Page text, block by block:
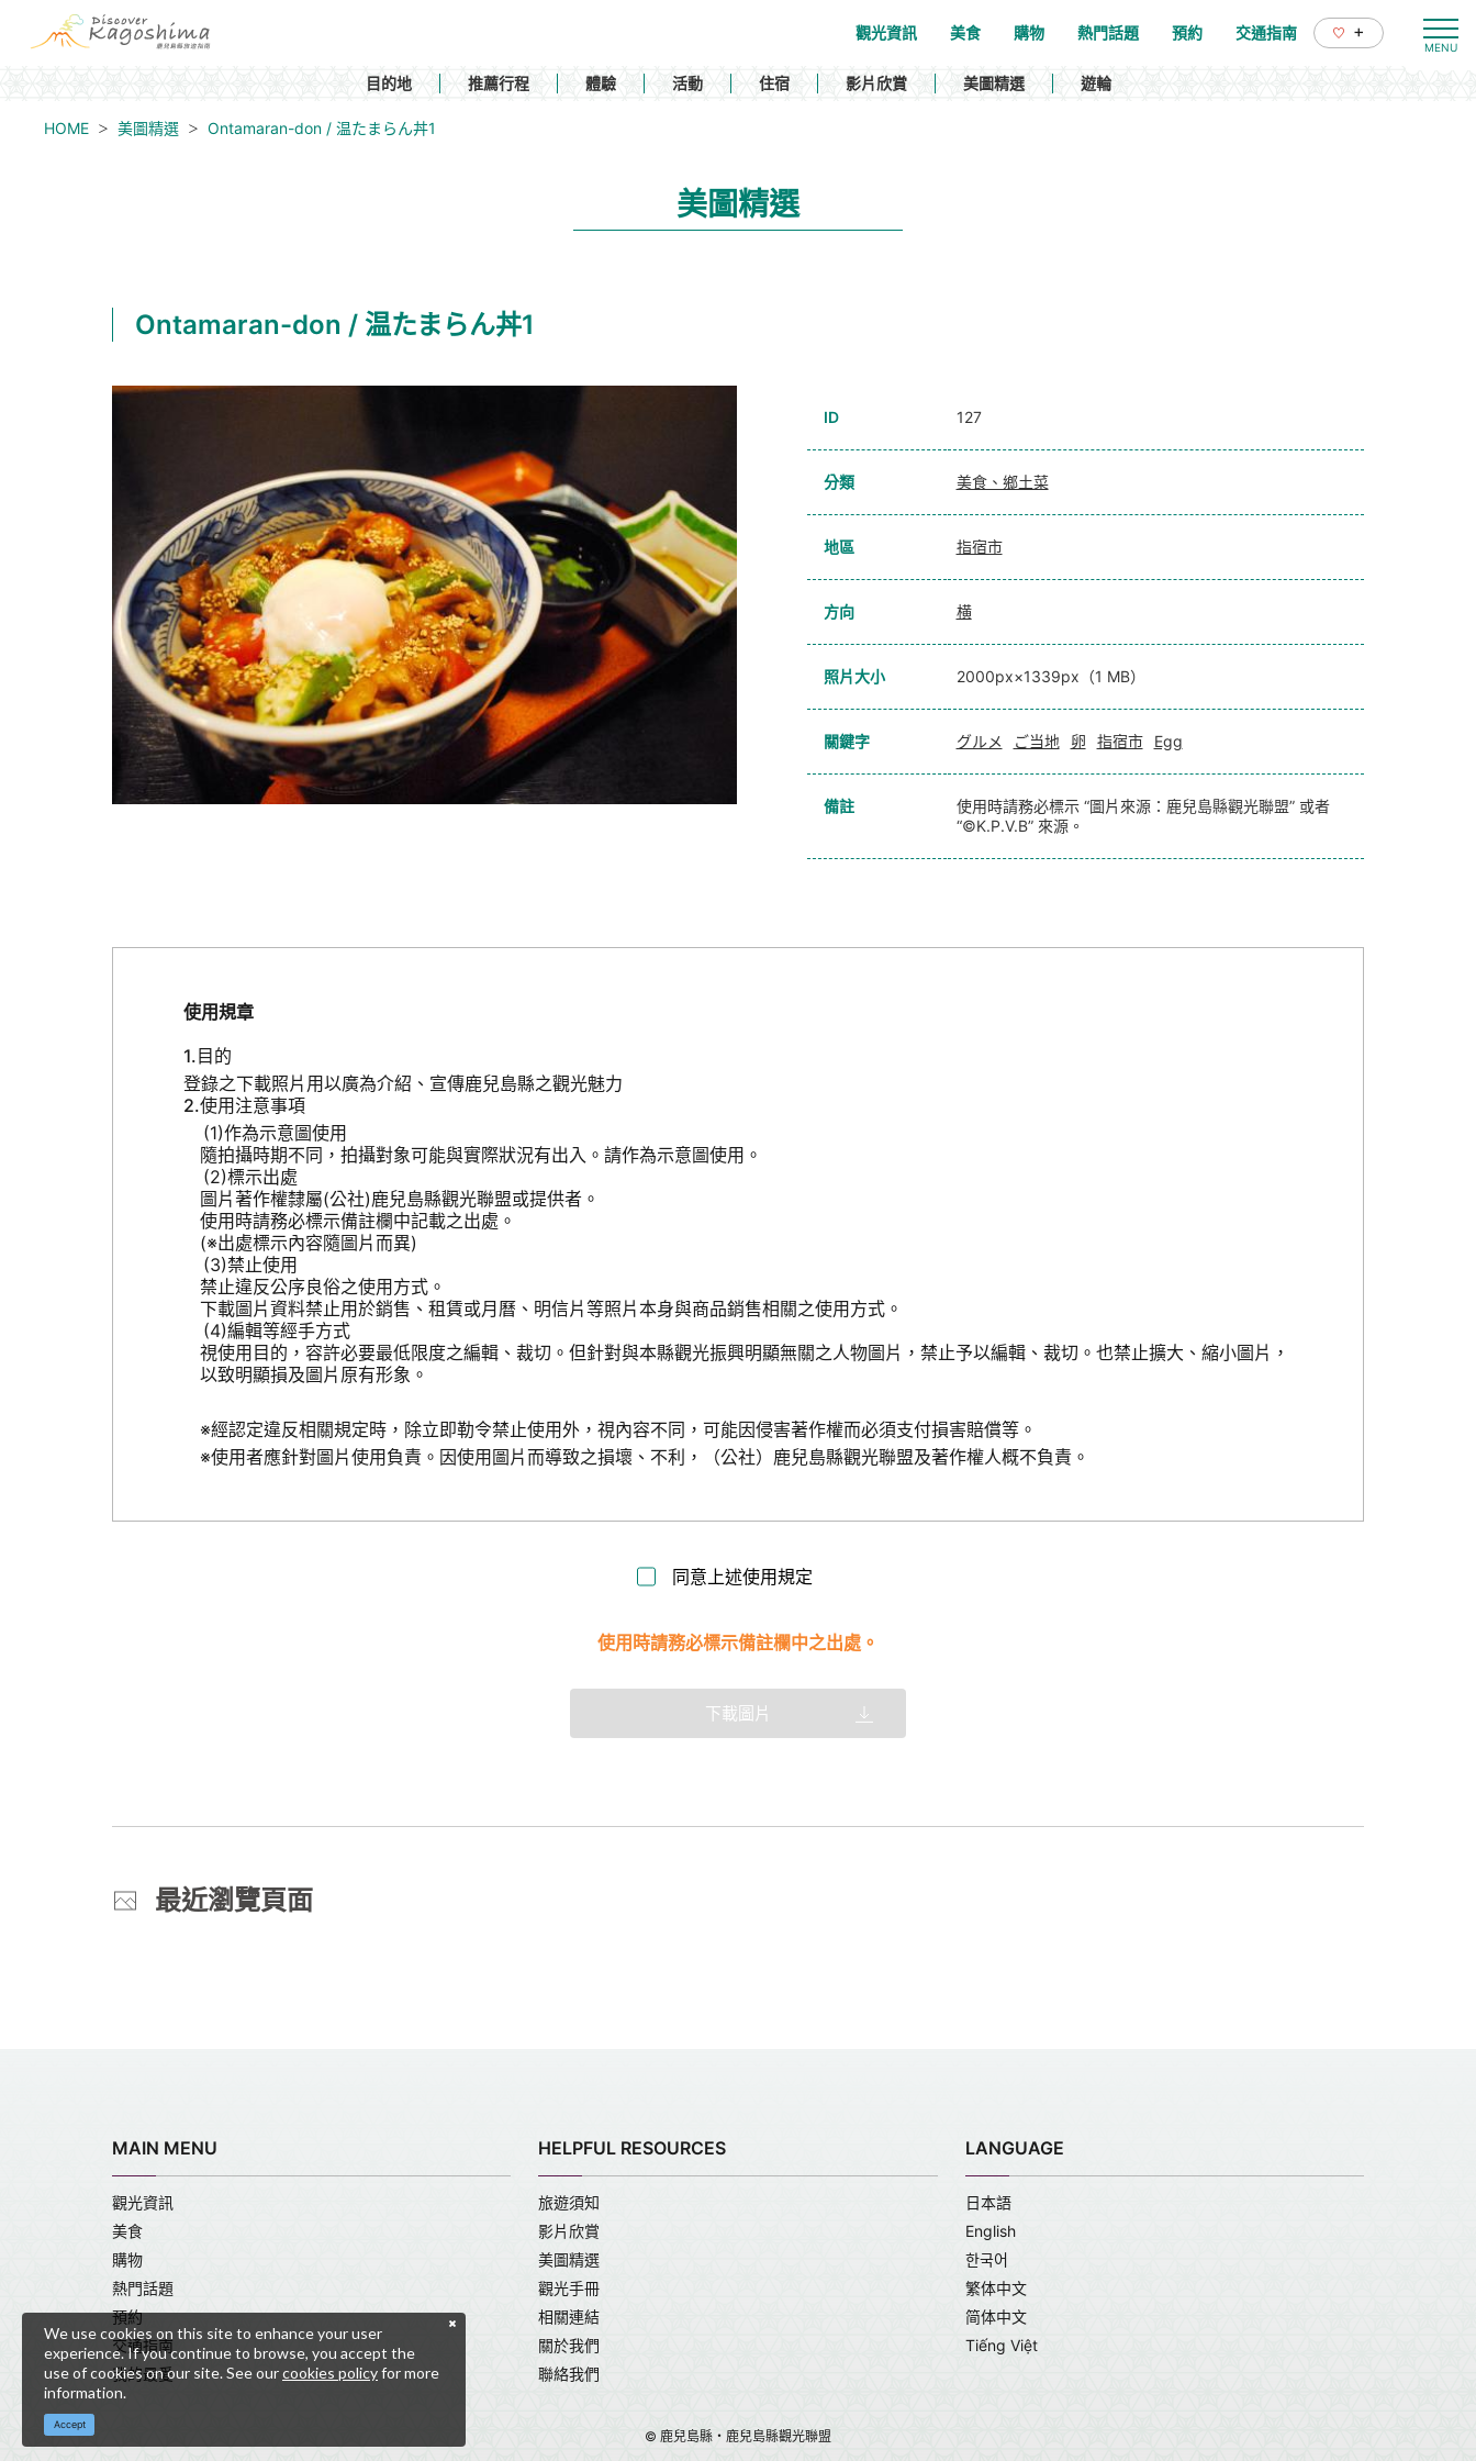
觀光資訊 美食 購物 熱門話題 預約 交通指南 +
目的地 推薦行程 體驗 活動 住宿 影片欣賞 美圖精選 遊輪
HOME 美圖精選 Ontamaran-don / 温たまらん丼1
美圖精選
Ontamaran-don / 温たまらん丼1
ID 127
分類 美食、鄉土菜
地區 指宿市
方向 横
照片大小 2000px×1339px（1 MB）
關鍵字 グルメ ご当地 卵 指宿市 Egg
備註
使用時請務必標示 “圖片來源：鹿兒島縣觀光聯盟” 或者
“©K.P.V.B” 來源。
使用規章
目的
登錄之下載照片用以廣為介紹、宣傳鹿兒島縣之觀光魅力
使用注意事項
作為示意圖使用
隨拍攝時期不同，拍攝對象可能與實際狀況有出入。請作為示意圖使用。
標示出處
圖片著作權隸屬(公社)鹿兒島縣觀光聯盟或提供者。
使用時請務必標示備註欄中記載之出處。
(※出處標示內容隨圖片而異)
禁止使用
禁止違反公序良俗之使用方式。
下載圖片資料禁止用於銷售、租賃或月曆、明信片等照片本身與商品銷售相關之使用方式。
編輯等經手方式
視使用目的，容許必要最低限度之編輯、裁切。但針對與本縣觀光振興明顯無關之人物圖片，禁止予以編輯、裁切。也禁止擴大、縮小圖片，
以致明顯損及圖片原有形象。
※經認定違反相關規定時，除立即勒令禁止使用外，視內容不同，可能因侵害著作權而必須支付損害賠償等。
※使用者應針對圖片使用負責。因使用圖片而導致之損壞、不利，（公社）鹿兒島縣觀光聯盟及著作權人概不負責。
同意上述使用規定
使用時請務必標示備註欄中之出處。
下載圖片
最近瀏覽頁面
MAIN MENU
觀光資訊
美食
購物
熱門話題
預約
交通指南
我的最愛
HELPFUL RESOURCES
旅遊須知
影片欣賞
美圖精選
觀光手冊
相關連結
關於我們
聯絡我們
LANGUAGE
日本語
English
한국어
繁体中文
简体中文
Tiếng Việt
© 鹿兒島縣・鹿兒島縣觀光聯盟
We use cookies on this site to enhance your user
experience. If you continue to browse, you accept the
use of cookies on our site. See ourcookies policyfor more
information.
Accept